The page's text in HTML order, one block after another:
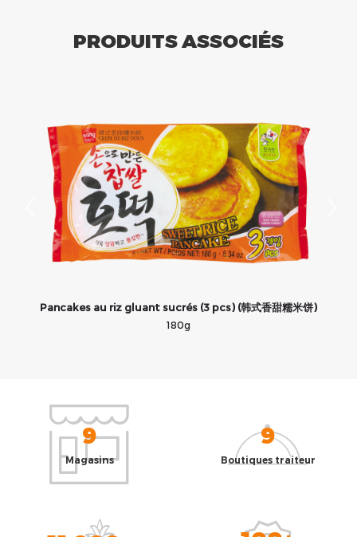
PRODUITS ASSOCIÉS
Pancakes au riz gluant sucrés (3 pcs) (韩式香甜糯米饼)
180g
9
Magasins
9
Boutiques traiteur